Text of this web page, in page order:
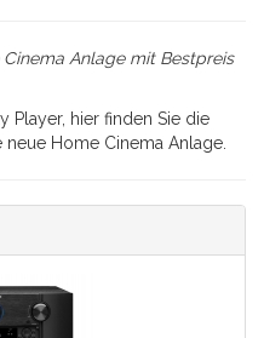
Anlage mit Bestpreis
Player, hier finden Sie die
Home Cinema Anlage.